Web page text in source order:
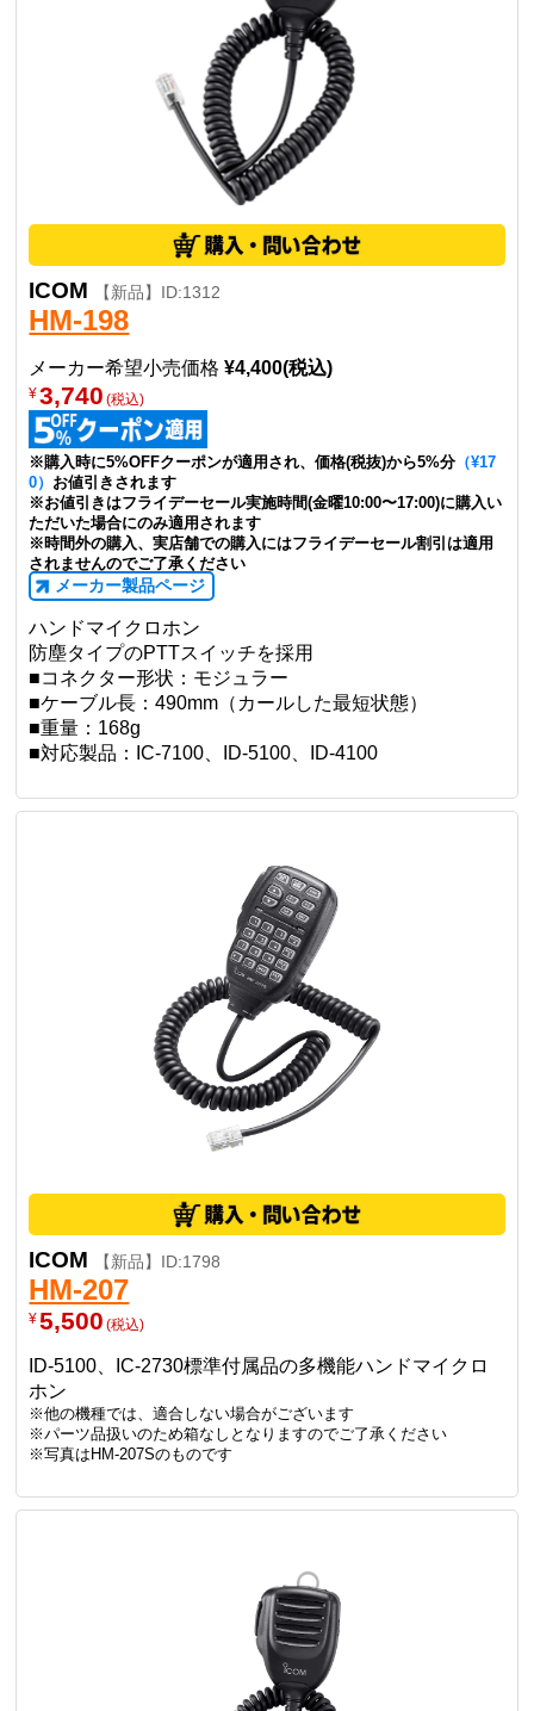
ICOM 【新品】ID:1312
HM-198
メーカー希望小売価格¥4,400(税込)
¥3,740 (税込)
※購入時に5%OFFクーポンが適用され、価格(税抜)から5%分（¥17
0） お値引きされます
※お値引きはフライデーセール実施時間(金曜10:00〜17:00)に購入い
ただいた場合にのみ適用されます
※時間外の購入、実店舗での購入にはフライデーセール割引は適用
されませんのでご了承ください
メーカー製品ページ
ハンドマイクロホン
防塵タイプのPTTスイッチを採用
■コネクター形状：モジュラー
■ケーブル長：490mm（カールした最短状態）
■重量：168g
■対応製品：IC-7100、ID-5100、ID-4100
ICOM 【新品】ID:1798
HM-207
¥5,500 (税込)
ID-5100、IC-2730標準付属品の多機能ハンドマイクロ
ホン
※他の機種では、適合しない場合がございます
※パーツ品扱いのため箱なしとなりますのでご了承ください
※写真はHM-207Sのものです